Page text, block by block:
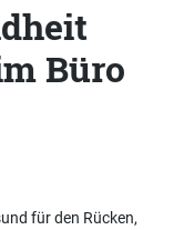
Büro
für den Rücken,